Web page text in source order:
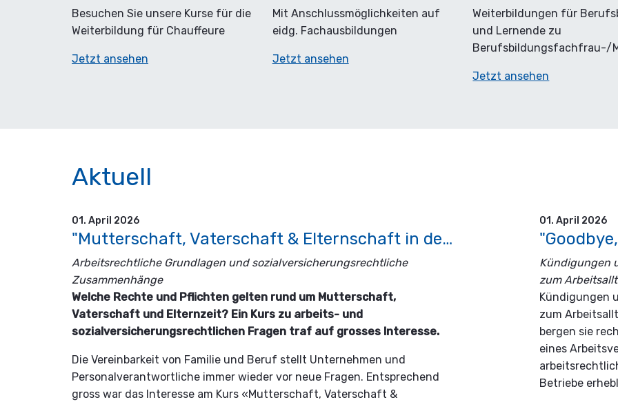
Besuchen Sie unsere Kurse für die
Weiterbildung für Chauffeure
Jetzt ansehen
Mit Anschlussmöglichkeiten auf
eidg. Fachausbildungen
Jetzt ansehen
Weiterbildungen für
und Lernende zu
Berufsbildungsfachfrau-/
Jetzt ansehen
Aktuell
01. April 2026
"Mutterschaft, Vaterschaft & Elternschaft in der Praxis"
Arbeitsrechtliche Grundlagen und sozialversicherungsrechtliche
Zusammenhänge
Welche Rechte und Pflichten gelten rund um Mutterschaft,
Vaterschaft und Elternzeit? Ein Kurs zu arbeits- und
sozialversicherungsrechtlichen Fragen traf auf grosses Interesse.
Die Vereinbarkeit von Familie und Beruf stellt Unternehmen und
Personalverantwortliche immer wieder vor neue Fragen. Entsprechend
gross war das Interesse am Kurs «Mutterschaft, Vaterschaft &
01. April 2026
Kündigungen
zum
Kündigungen
zum
bergen sie
eines
Betriebe